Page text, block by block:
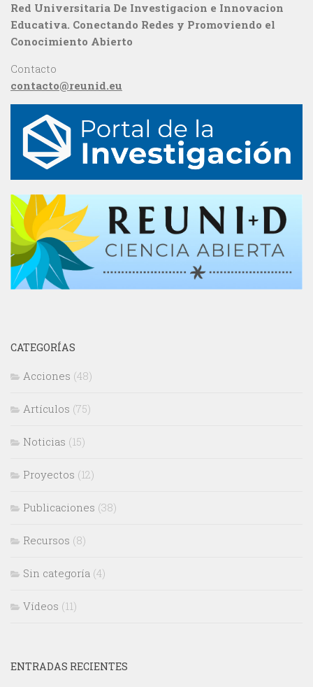
Red Universitaria De Investigacion e Innovacion
Educativa. Conectando Redes y Promoviendo el
Conocimiento Abierto
Contacto
contacto@reunid.eu
CATEGORÍAS
Acciones (48)
Artículos (75)
Noticias (15)
Proyectos (12)
Publicaciones (38)
Recursos (8)
Sin categoría (4)
Vídeos (11)
ENTRADAS RECIENTES